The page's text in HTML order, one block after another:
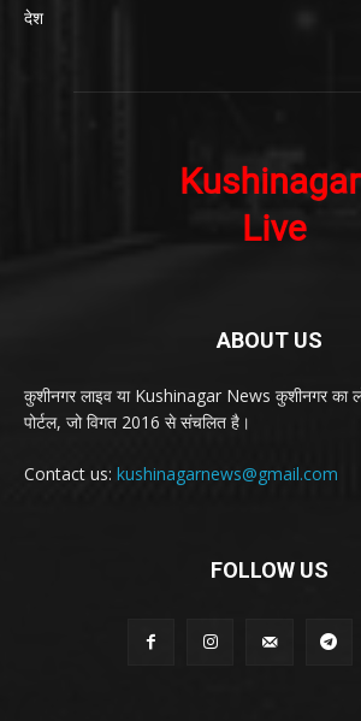
देश
ABOUT US
कुशीनगर लाइव या Kushinagar News कुशीनगर का
पोर्टल, जो विगत 2016 से संचलित है।
Contact us: kushinagarnews@gmail.com
FOLLOW US